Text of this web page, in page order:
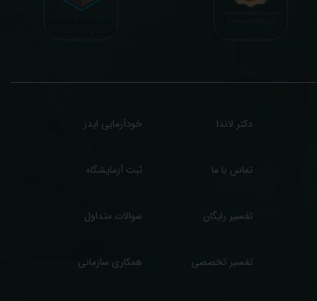
با درخواست و ارسال خود کاربر انجام میگیرد و ما تابع اصول اخلاق پزشکی و حرفه ای
دکتر لاندا
تفسیر تخصصی
تفسیر رایگان
خودآزمایی ایدز
ثبت آزمایشگاه تماس با ما
سوالات متداول
همکاری سازمانی